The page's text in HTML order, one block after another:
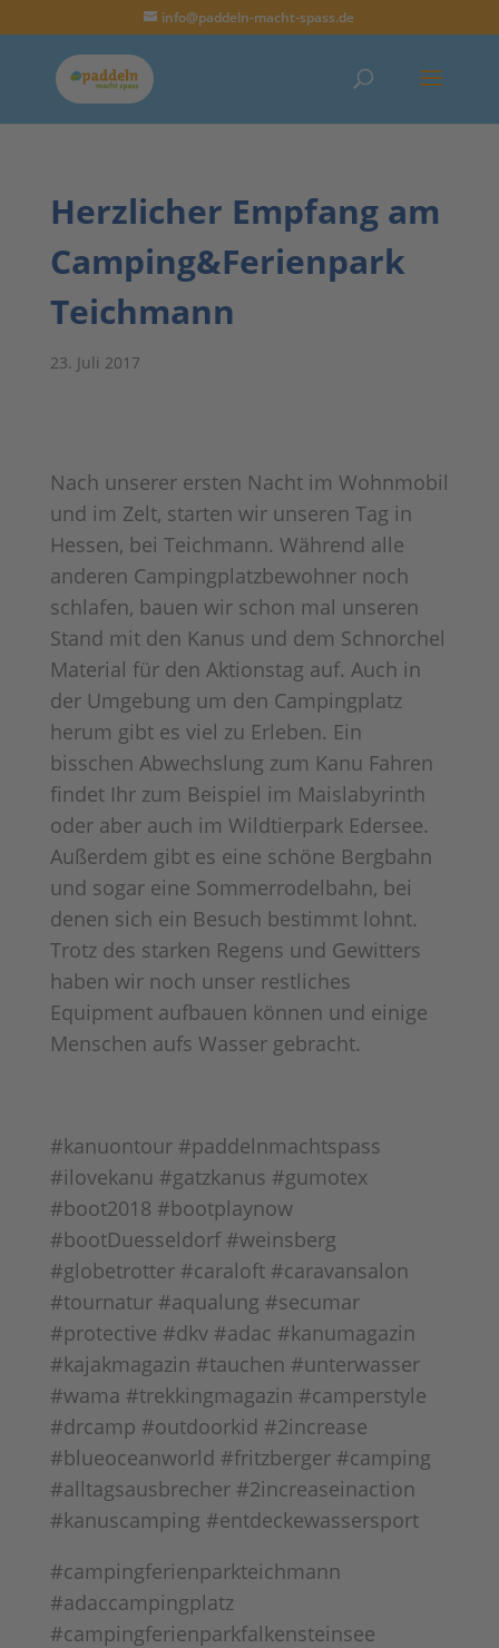
info@paddeln-macht-spass.de
Herzlicher Empfang am
Camping&Ferienpark
Teichmann
23. Juli 2017
Nach unserer ersten Nacht im Wohnmobil
und im Zelt, starten wir unseren Tag in
Hessen, bei Teichmann. Während alle
anderen Campingplatzbewohner noch
schlafen, bauen wir schon mal unseren
Stand mit den Kanus und dem Schnorchel
Material für den Aktionstag auf. Auch in
der Umgebung um den Campingplatz
herum gibt es viel zu Erleben. Ein
bisschen Abwechslung zum Kanu Fahren
findet Ihr zum Beispiel im Maislabyrinth
oder aber auch im Wildtierpark Edersee.
Außerdem gibt es eine schöne Bergbahn
und sogar eine Sommerrodelbahn, bei
denen sich ein Besuch bestimmt lohnt.
Trotz des starken Regens und Gewitters
haben wir noch unser restliches
Equipment aufbauen können und einige
Menschen aufs Wasser gebracht.
#kanuontour #paddelnmachtspass
#ilovekanu #gatzkanus #gumotex
#boot2018 #bootplaynow
#bootDuesseldorf #weinsberg
#globetrotter #caraloft #caravansalon
#tournatur #aqualung #secumar
#protective #dkv #adac #kanumagazin
#kajakmagazin #tauchen #unterwasser
#wama #trekkingmagazin #camperstyle
#drcamp #outdoorkid #2increase
#blueoceanworld #fritzberger #camping
#alltagsausbrecher #2increaseinaction
#kanuscamping #entdeckewassersport
#campingferienparkteichmann
#adaccampingplatz
#campingferienparkfalkensteinsee